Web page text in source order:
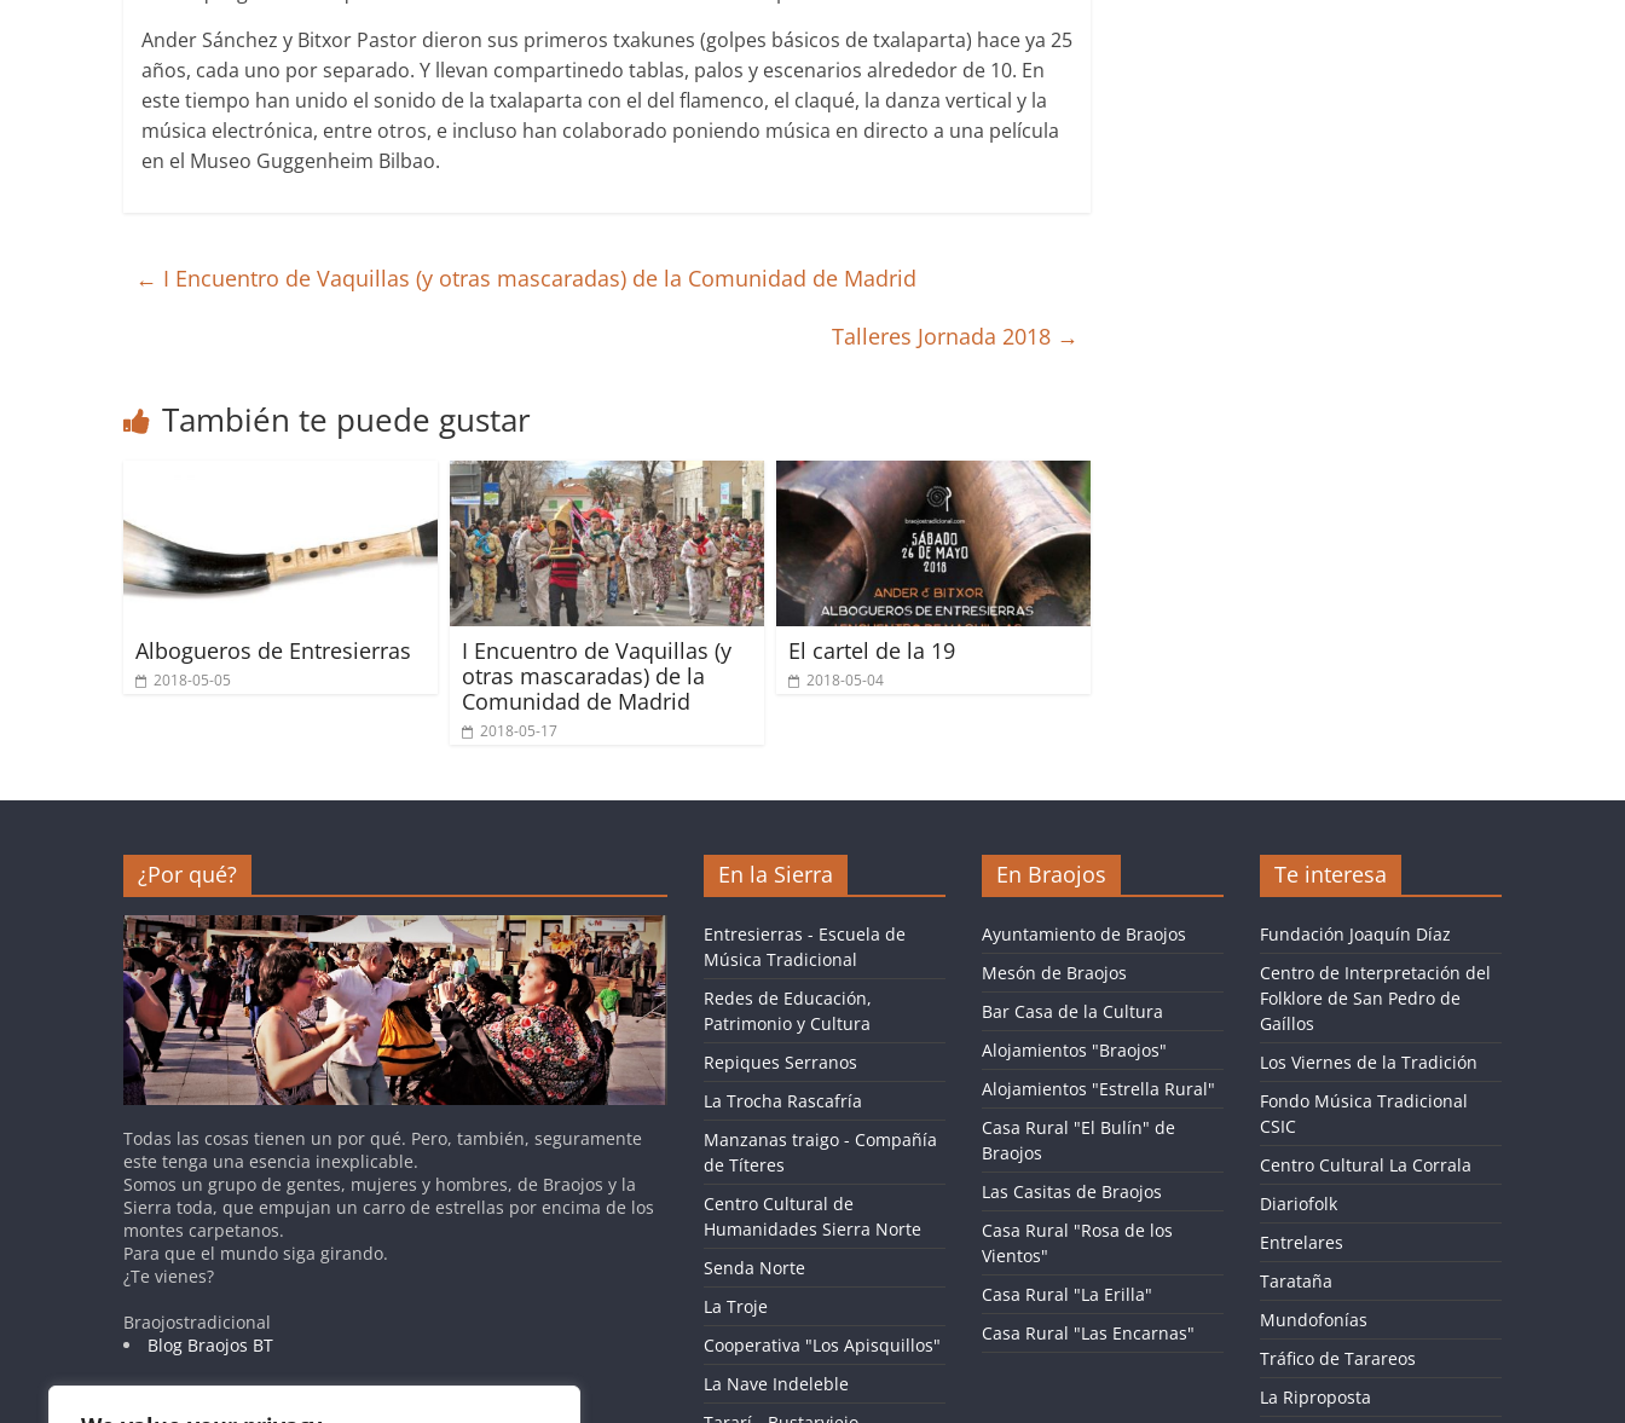
Ander Sánchez y Bitxor Pastor dieron sus primeros txakunes (golpes básicos de txalaparta) hace ya 25
años, cada uno por separado. Y llevan compartinedo tablas, palos y escenarios alrededor de 10. En
este tiempo han unido el sonido de la txalaparta con el del flamenco, el claqué, la danza vertical y la
música electrónica, entre otros, e incluso han colaborado poniendo música en directo a una película
en el Museo Guggenheim Bilbao.
← I Encuentro de Vaquillas (y otras mascaradas) de la Comunidad de Madrid
Talleres Jornada 2018 →
También te puede gustar
Albogueros de Entresierras
2018-05-05
I Encuentro de Vaquillas (y
otras mascaradas) de la
Comunidad de Madrid
2018-05-17
El cartel de la 19
2018-05-04
¿Por qué?
Todas las cosas tienen un por qué. Pero, también, seguramente
este tenga una esencia inexplicable.
Somos un grupo de gentes, mujeres y hombres, de Braojos y la
Sierra toda, que empujan un carro de estrellas por encima de los
montes carpetanos.
Para que el mundo siga girando.
¿Te vienes?
Braojostradicional
Blog Braojos BT
En la Sierra
Entresierras - Escuela de
Música Tradicional
Redes de Educación,
Patrimonio y Cultura
Repiques Serranos
La Trocha Rascafría
Manzanas traigo - Compañía
de Títeres
Centro Cultural de
Humanidades Sierra Norte
Senda Norte
La Troje
Cooperativa "Los Apisquillos"
La Nave Indeleble
En Braojos
Ayuntamiento de Braojos
Mesón de Braojos
Bar Casa de la Cultura
Alojamientos "Braojos"
Alojamientos "Estrella Rural"
Casa Rural "El Bulín" de
Braojos
Las Casitas de Braojos
Casa Rural "Rosa de los
Vientos"
Casa Rural "La Erilla"
Casa Rural "Las Encarnas"
Te interesa
Fundación Joaquín Díaz
Centro de Interpretación del
Folklore de San Pedro de
Gaíllos
Los Viernes de la Tradición
Fondo Música Tradicional
CSIC
Centro Cultural La Corrala
Diariofolk
Entrelares
Tarataña
Mundofonías
Tráfico de Tarareos
La Riproposta